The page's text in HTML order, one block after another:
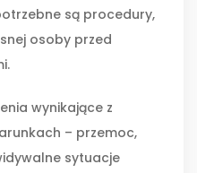
są procedury,
osoby przed
wynikające z
– przemoc,
sytuacje